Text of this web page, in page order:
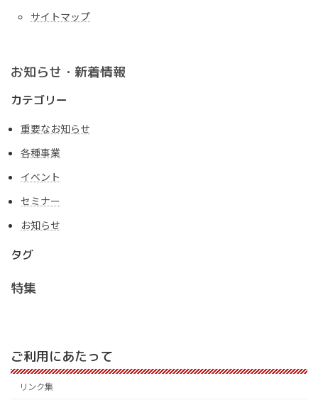
サイトマップ
お知らせ・新着情報
カテゴリー
重要なお知らせ
各種事業
イベント
セミナー
お知らせ
タグ
特集
ご利用にあたって
リンク集